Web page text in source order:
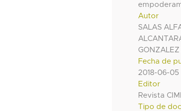
Autor
SALAS
GONZALEZ
Fecha de
2018-06-05
Editor
Revista
Tipo de